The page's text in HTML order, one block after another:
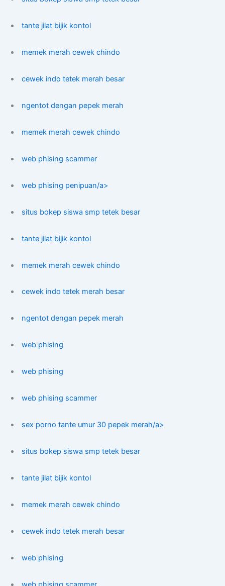
tante jilat bijik kontol
memek merah cewek chindo
cewek indo tetek merah besar
ngentot dengan pepek merah
memek merah cewek chindo
web phising scammer
web phising penipuan/a>
situs bokep siswa smp tetek besar
tante jilat bijik kontol
memek merah cewek chindo
cewek indo tetek merah besar
ngentot dengan pepek merah
web phising
web phising
web phising scammer
sex porno tante umur 30 pepek merah/a>
situs bokep siswa smp tetek besar
tante jilat bijik kontol
memek merah cewek chindo
cewek indo tetek merah besar
web phising